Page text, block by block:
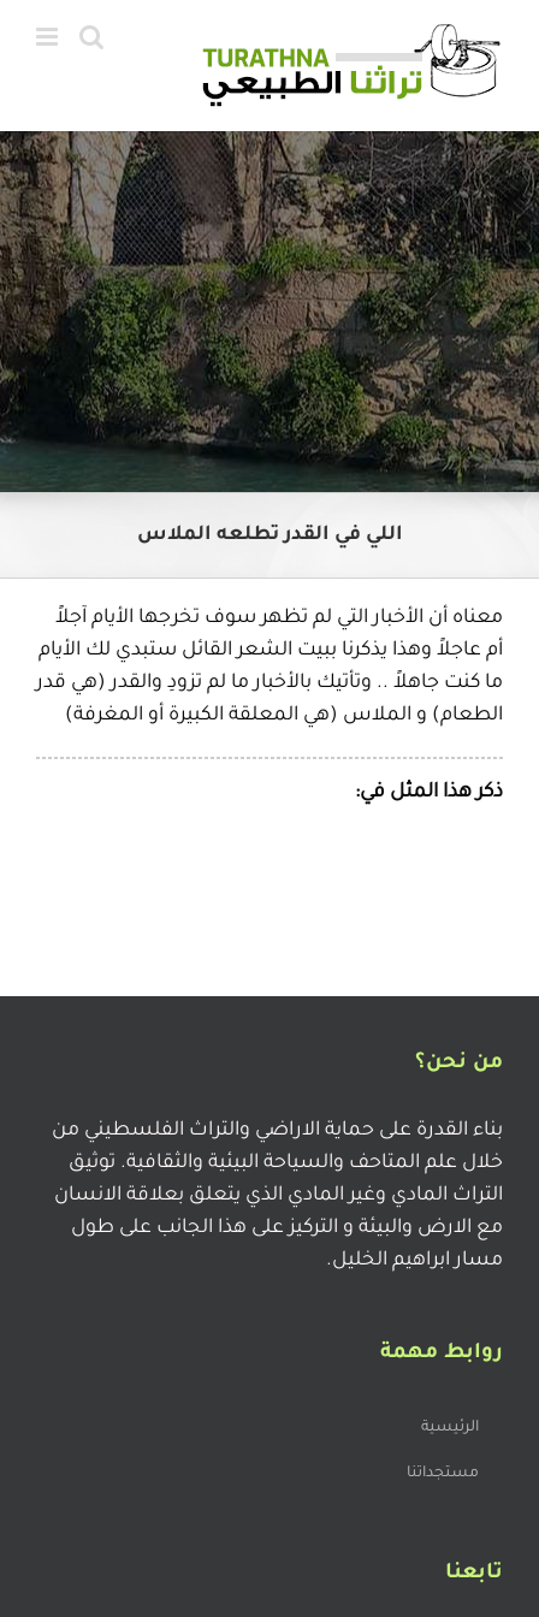
content
اللي في القدر تطلعه الملاس
معناه أن الأخبار التي لم تظهر سوف تخرجها الأيام آجلاً
أم عاجلاً وهذا يذكرنا ببيت الشعر القائل ستبدي لك الأيام
ما كنت جاهلاً .. وتأتيك بالأخبار ما لم تزودِ والقدر (هي قدر
الطعام) و الملاس (هي المعلقة الكبيرة أو المغرفة)
ذكر هذا المثل في:
من نحن؟
بناء القدرة على حماية الاراضي والتراث الفلسطيني من
خلال علم المتاحف والسياحة البيئية والثقافية. توثيق
التراث المادي وغير المادي الذي يتعلق بعلاقة الانسان
مع الارض والبيئة و التركيز على هذا الجانب على طول
مسار ابراهيم الخليل.
روابط مهمة
الرئيسية
مستجداتنا
تابعنا